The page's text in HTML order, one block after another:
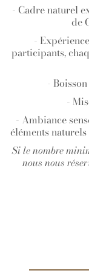
- Cadre naturel
de
-
participants,
-
-
- Ambiance
éléments
Si le nombre
nous nous